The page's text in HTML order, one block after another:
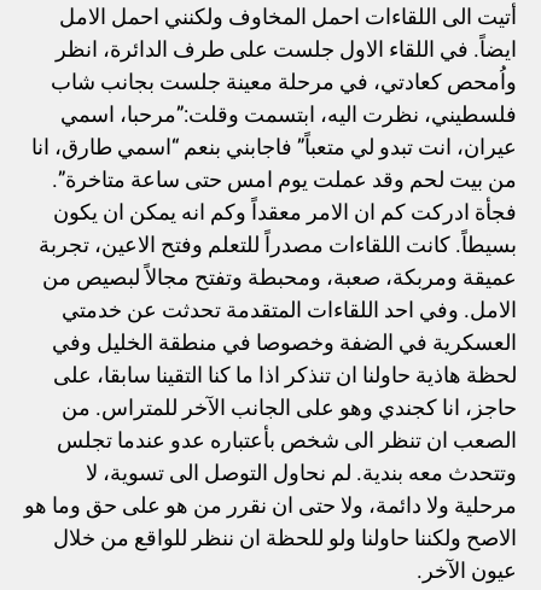
أتيت الى اللقاءات احمل المخاوف ولكنني احمل الامل
ايضاً. في اللقاء الاول جلست على طرف الدائرة، انظر
واُمحص كعادتي، في مرحلة معينة جلست بجانب شاب
فلسطيني، نظرت اليه، ابتسمت وقلت:”مرحبا، اسمي
عيران، انت تبدو لي متعباً” فاجابني بنعم “اسمي طارق، انا
من بيت لحم وقد عملت يوم امس حتى ساعة متاخرة”.
فجأة ادركت كم ان الامر معقداً وكم انه يمكن ان يكون
بسيطاً. كانت اللقاءات مصدراً للتعلم وفتح الاعين، تجربة
عميقة ومربكة، صعبة، ومحبطة وتفتح مجالاً لبصيص من
الامل. وفي احد اللقاءات المتقدمة تحدثت عن خدمتي
العسكرية في الضفة وخصوصا في منطقة الخليل وفي
لحظة هاذية حاولنا ان تنذكر اذا ما كنا التقينا سابقا، على
حاجز، انا كجندي وهو على الجانب الآخر للمتراس. من
الصعب ان تنظر الى شخص بأعتباره عدو عندما تجلس
وتتحدث معه بندية. لم نحاول التوصل الى تسوية، لا
مرحلية ولا دائمة، ولا حتى ان نقرر من هو على حق وما هو
الاصح ولكننا حاولنا ولو للحظة ان ننظر للواقع من خلال
عيون الآخر.